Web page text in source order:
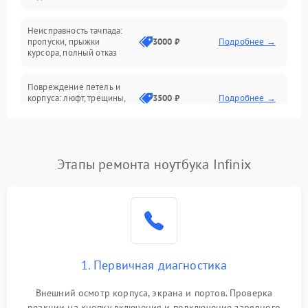
Сеть и интернет
Неисправность тачпада:
пропуски, прыжки
курсора, полный отказ
3000 ₽ Подробнее →
Повреждение петель и
корпуса: люфт, трещины,
3500 ₽ Подробнее →
невозможность зарядки,
2500 ₽ Подробнее →
2000 ₽
Перегрев из‑за пыли,
неисправности кулера
Этапы ремонта ноутбука Infinix
1. Первичная диагностика
Внешний осмотр корпуса, экрана и портов. Проверка